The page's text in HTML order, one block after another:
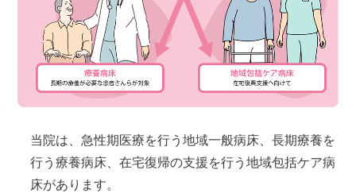
当院は、急性期医療を行う地域一般病床、長期療養を
行う療養病床、在宅復帰の支援を行う地域包括ケア病
床があります。